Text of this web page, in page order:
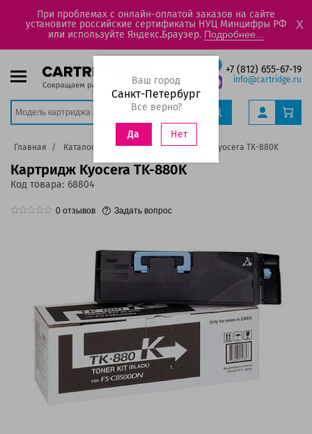
При проблемах с онлайн-оплатой заказов на сайте
установите российские сертификаты НУЦ Минцифры РФ
или используйте Яндекс.Браузер. Подробнее...
X
+7 (812) 655-67-19
info@cartridge.ru
Ваш город
Санкт-Петербург
Все верно?
Да Нет
Главная Каталог Картриджи Картридж Kyocera TK-880K
Картридж Kyocera TK-880K
Код товара: 68804
0 отзывов Задать вопрос